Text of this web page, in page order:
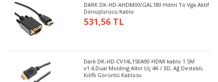
DARK DK-HD-AHDMIXVGAL180 Hdmi To Vga Aktif
Dönüştürücü Kablo
531,56 TL
Dark DK-HD-CV14L150A90 HDMI kablo 1.5M
v1.4,Dual Molding Altın Uç 4K / 3D, Ağ Destekli,
Kılıflı Görüntü Kablosu